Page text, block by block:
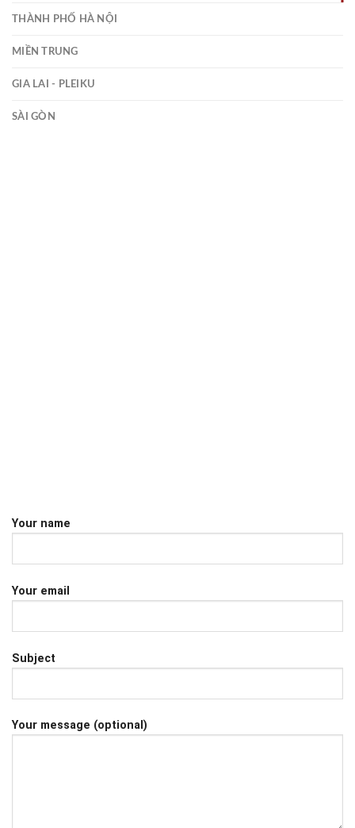
THÀNH PHỐ HÀ NỘI
MIỀN TRUNG
GIA LAI - PLEIKU
SÀI GÒN
Your name
Your email
Subject
Your message (optional)